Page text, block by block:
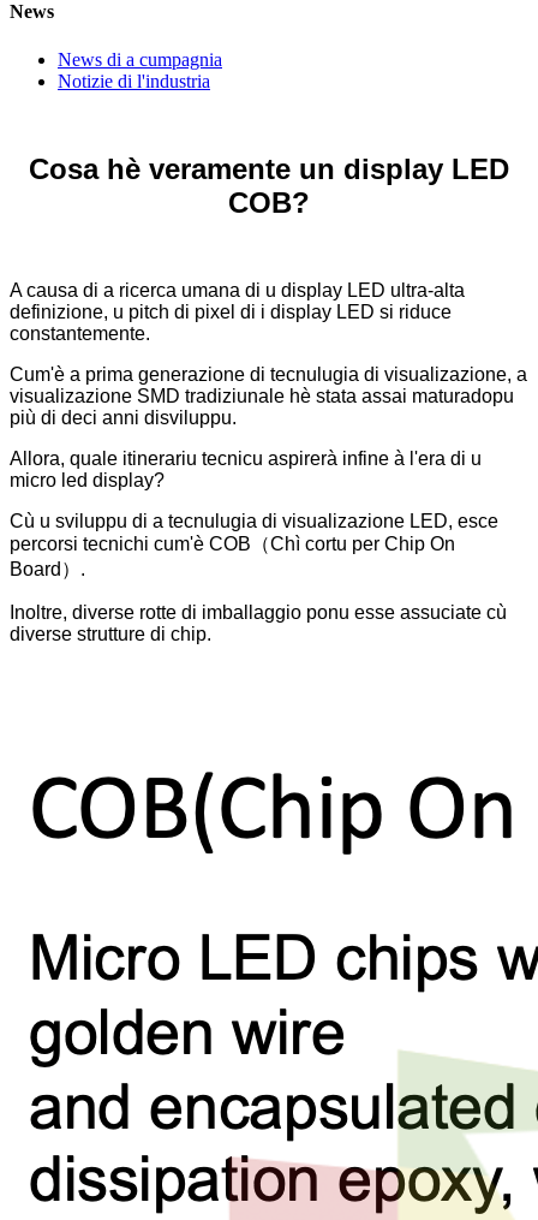
News
News di a cumpagnia
Notizie di l'industria
Cosa hè veramente un display LED
COB?
A causa di a ricerca umana di u display LED ultra-alta
definizione, u pitch di pixel di i display LED si riduce
constantemente.
Cum'è a prima generazione di tecnulugia di visualizazione, a
visualizazione SMD tradiziunale hè stata assai maturadopu
più di deci anni disviluppu.
Allora, quale itinerariu tecnicu aspirerà infine à l'era di u
micro led display?
Cù u sviluppu di a tecnulugia di visualizazione LED, esce
percorsi tecnichi cum'è COB（Chì cortu per Chip On
Board）.
Inoltre, diverse rotte di imballaggio ponu esse assuciate cù
diverse strutture di chip.